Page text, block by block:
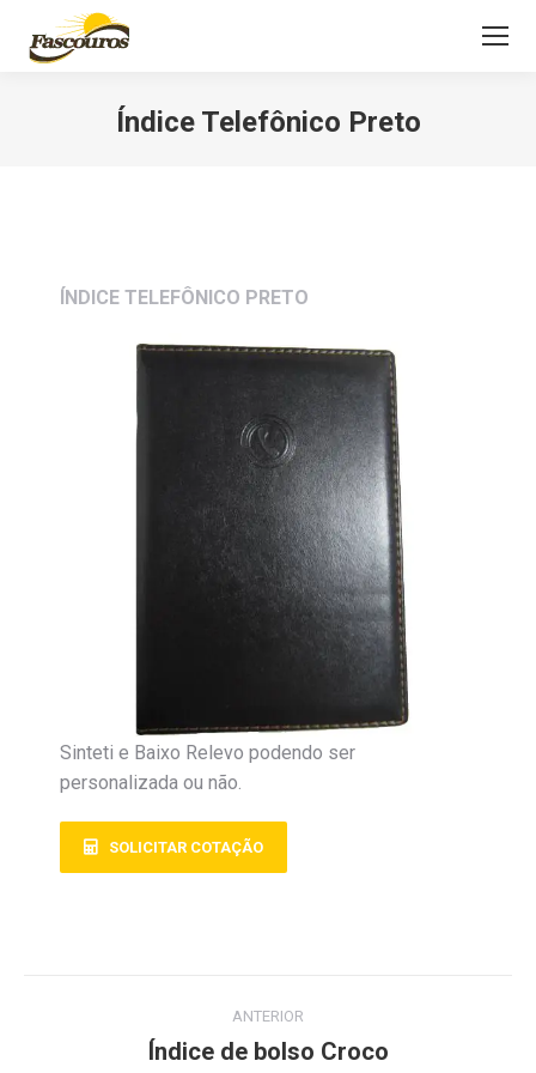
Índice Telefônico Preto
ÍNDICE TELEFÔNICO PRETO
Sinteti e Baixo Relevo podendo ser
personalizada ou não.
SOLICITAR COTAÇÃO
ANTERIOR
Índice de bolso Croco